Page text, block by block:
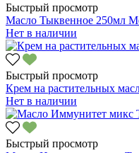
Быстрый просмотр
Масло Тыквенное 250мл
Нет в наличии
Быстрый просмотр
Крем на растительных
Нет в наличии
Быстрый просмотр